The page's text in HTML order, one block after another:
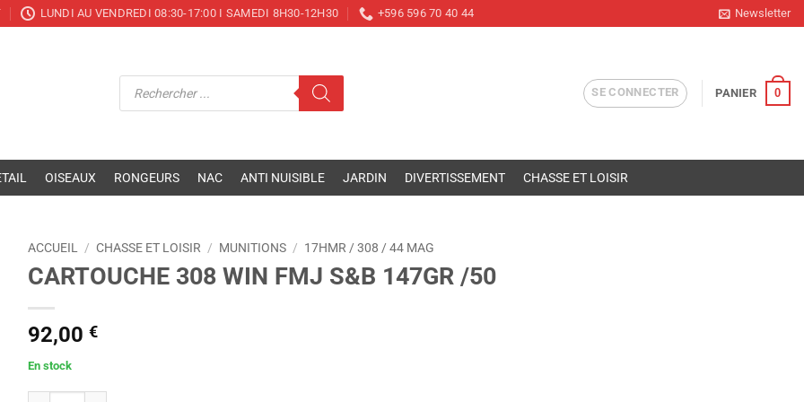
LUNDI AU VENDREDI 08:30-17:00 I SAMEDI 8H30-12H30 +596 596 70 40 44 Newsletter
Recherche
SE CONNECTER PANIER 0
OISEAUX RONGEURS NAC ANTI NUISIBLE JARDIN DIVERTISSEMENT CHASSE ET LOISIR
ACCUEIL / CHASSE ET LOISIR / MUNITIONS / 17HMR / 308 / 44 MAG
CARTOUCHE 308 WIN FMJ S&B 147GR /50
92,00 €
En stock